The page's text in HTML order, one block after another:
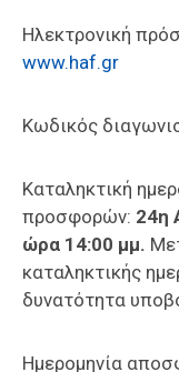
Ηλεκτρονική
www.haf.gr
Κωδικός
Καταληκτική
προσφορών: 24η
ώρα 14:00 μμ.
καταληκτικής
δυνατότητα
Ημερομηνία